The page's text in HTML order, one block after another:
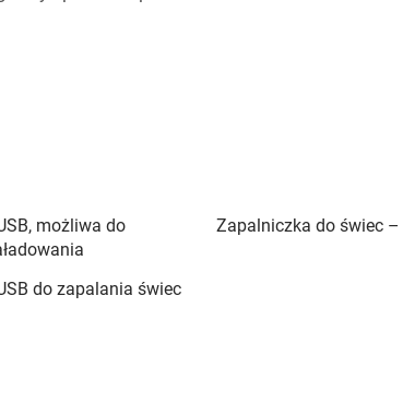
możliwa do
Zapalniczka do świec –
do zapalania świec